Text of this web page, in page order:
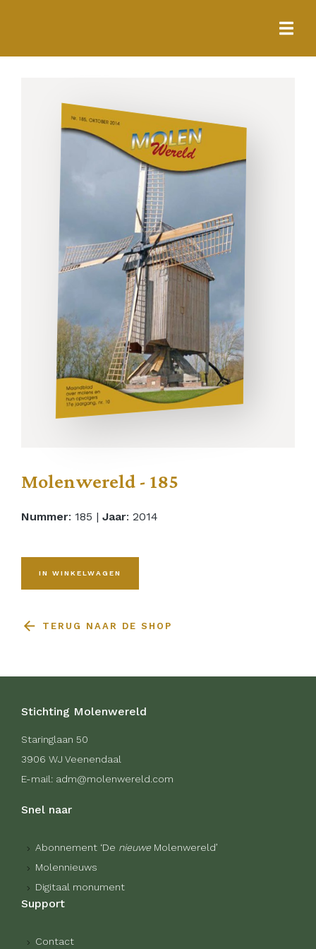
Molenwereld - 185
Nummer: 185 | Jaar: 2014
IN WINKELWAGEN
TERUG NAAR DE SHOP
Stichting Molenwereld
Staringlaan 50
3906 WJ Veenendaal
E-mail: adm@molenwereld.com
Snel naar
Abonnement ‘De nieuwe Molenwereld’
Molennieuws
Digitaal monument
Support
Contact